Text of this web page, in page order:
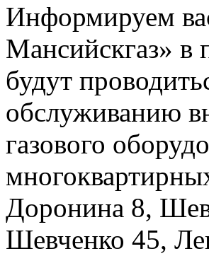
Информируем
Мансийскгаз» в
будут
обслуживанию
газового
Доронина 8,
Шевченко 45,